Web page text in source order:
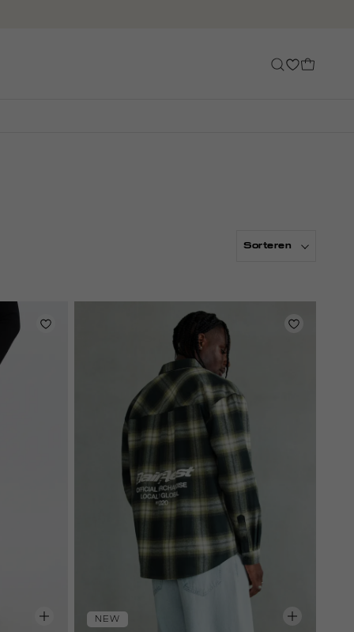
Sorteren
NEW